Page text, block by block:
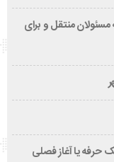
مسئولان منتقل و برای
حرفه یا آغاز فصلی